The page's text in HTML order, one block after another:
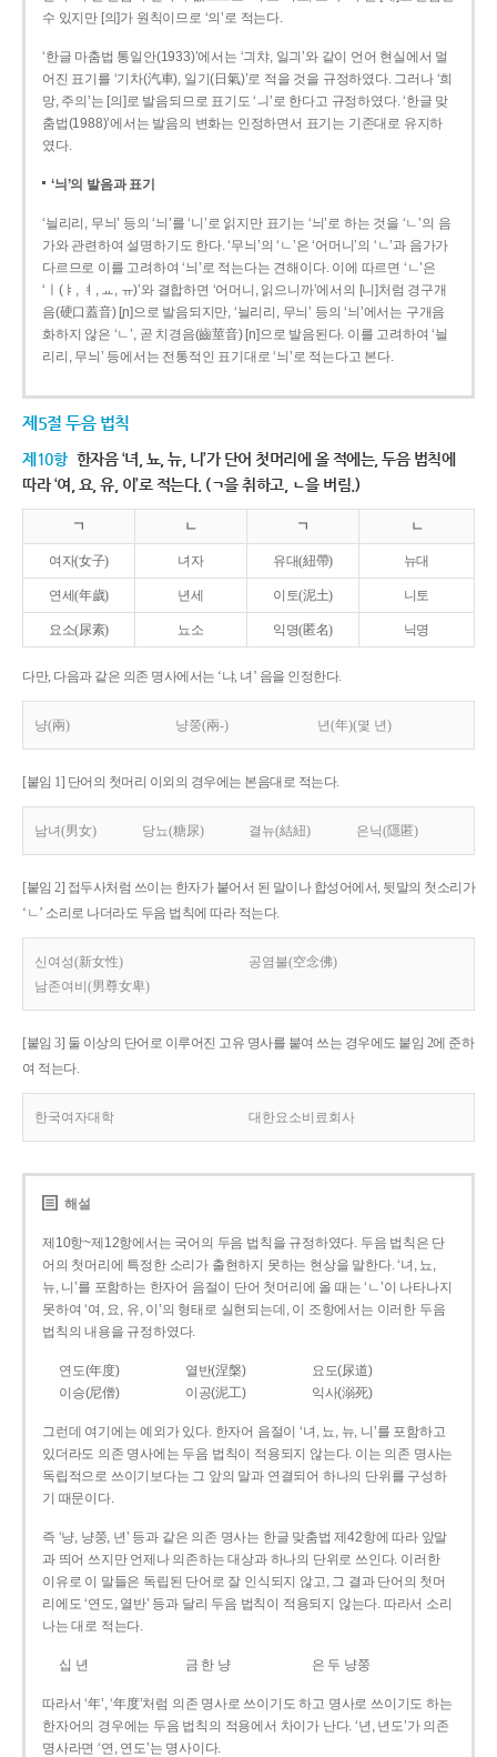
수 있지만 [의]가 원칙이므로 ‘의’로 적는다.
‘한글 마춤법 통일안(1933)’에서는 ‘긔챠, 일긔’와 같이 언어 현실에서 멀
어진 표기를 ‘기차(汽車), 일기(日氣)’로 적을 것을 규정하였다. 그러나 ‘희
망, 주의’는 [의]로 발음되므로 표기도 ‘ㅢ’로 한다고 규정하였다. ‘한글 맞
춤법(1988)’에서는 발음의 변화는 인정하면서 표기는 기존대로 유지하
였다.
‘늬’의 발음과 표기
‘늴리리, 무늬’ 등의 ‘늬’를 ‘니’로 읽지만 표기는 ‘늬’로 하는 것을 ‘ㄴ’의 음
가와 관련하여 설명하기도 한다. ‘무늬’의 ‘ㄴ’은 ‘어머니’의 ‘ㄴ’과 음가가
다르므로 이를 고려하여 ‘늬’로 적는다는 견해이다. 이에 따르면 ‘ㄴ’은
‘ㅣ(ㅑ, ㅕ, ㅛ, ㅠ)’와 결합하면 ‘어머니, 읽으니까’에서의 [니]처럼 경구개
음(硬口蓋音) [ɲ]으로 발음되지만, ‘늴리리, 무늬’ 등의 ‘늬’에서는 구개음
화하지 않은 ‘ㄴ’, 곧 치경음(齒莖音) [n]으로 발음된다. 이를 고려하여 ‘늴
리리, 무늬’ 등에서는 전통적인 표기대로 ‘늬’로 적는다고 본다.
제5절 두음 법칙
제10항 한자음 ‘녀, 뇨, 뉴, 니’가 단어 첫머리에 올 적에는, 두음 법칙에
따라 ‘여, 요, 유, 이’로 적는다. (ㄱ을 취하고, ㄴ을 버림.)
ㄱ ㄴ ㄱ ㄴ
여자(女子) 녀자 유대(紐帶) 뉴대
연세(年歲) 년세 이토(泥土) 니토
요소(尿素) 뇨소 익명(匿名) 닉명
다만, 다음과 같은 의존 명사에서는 ‘냐, 녀’ 음을 인정한다.
냥(兩) 냥쭝(兩-) 년(年)(몇 년)
[붙임 1] 단어의 첫머리 이외의 경우에는 본음대로 적는다.
남녀(男女) 당뇨(糖尿) 결뉴(結紐) 은닉(隱匿)
[붙임 2] 접두사처럼 쓰이는 한자가 붙어서 된 말이나 합성어에서, 뒷말의 첫소리가
‘ㄴ’ 소리로 나더라도 두음 법칙에 따라 적는다.
신여성(新女性)
공염불(空念佛)
남존여비(男尊女卑)
[붙임 3] 둘 이상의 단어로 이루어진 고유 명사를 붙여 쓰는 경우에도 붙임 2에 준하
여 적는다.
한국여자대학 대한요소비료회사
해설
제10항~제12항에서는 국어의 두음 법칙을 규정하였다. 두음 법칙은 단
어의 첫머리에 특정한 소리가 출현하지 못하는 현상을 말한다. ‘녀, 뇨,
뉴, 니’를 포함하는 한자어 음절이 단어 첫머리에 올 때는 ‘ㄴ’이 나타나지
못하여 ‘여, 요, 유, 이’의 형태로 실현되는데, 이 조항에서는 이러한 두음
법칙의 내용을 규정하였다.
연도(年度) 열반(涅槃)
요도(尿道)
이승(尼僧)
이공(泥工) 익사(溺死)
그런데 여기에는 예외가 있다. 한자어 음절이 ‘녀, 뇨, 뉴, 니’를 포함하고
있더라도 의존 명사에는 두음 법칙이 적용되지 않는다. 이는 의존 명사는
독립적으로 쓰이기보다는 그 앞의 말과 연결되어 하나의 단위를 구성하
기 때문이다.
즉 ‘냥, 냥쭝, 년’ 등과 같은 의존 명사는 한글 맞춤법 제42항에 따라 앞말
과 띄어 쓰지만 언제나 의존하는 대상과 하나의 단위로 쓰인다. 이러한
이유로 이 말들은 독립된 단어로 잘 인식되지 않고, 그 결과 단어의 첫머
리에도 ‘연도, 열반’ 등과 달리 두음 법칙이 적용되지 않는다. 따라서 소리
나는 대로 적는다.
십 년 금 한 냥 은 두 냥쭝
따라서 ‘年’, ‘年度’처럼 의존 명사로 쓰이기도 하고 명사로 쓰이기도 하는
한자어의 경우에는 두음 법칙의 적용에서 차이가 난다. ‘년, 년도’가 의존
명사라면 ‘연, 연도’는 명사이다.